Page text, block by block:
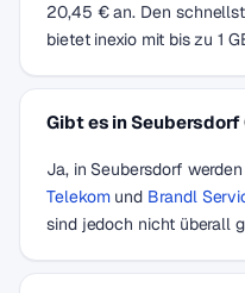
20,45 € an. Den
bietet inexio mit bis zu 1
Gibt es in
Ja, in Seubersdorf
Telekomund Brandl
sind jedoch nicht überall